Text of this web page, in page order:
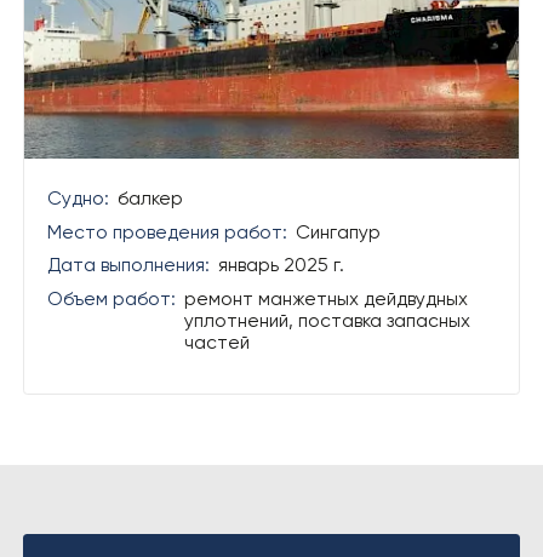
Судно: балкер
Место проведения работ: Сингапур
Дата выполнения: январь 2025 г.
Объем работ: ремонт манжетных дейдвудных
уплотнений, поставка запасных
частей